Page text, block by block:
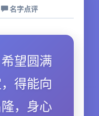
名字点评
望圆满
得能向
，身心